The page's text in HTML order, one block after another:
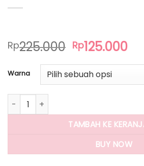
Rp225.000 Harga
adalah:
Rp225.000.
Rp125.000
Warna
Kuantitas Panlandwoo - Anting
TAMBAH KE
BUY NOW